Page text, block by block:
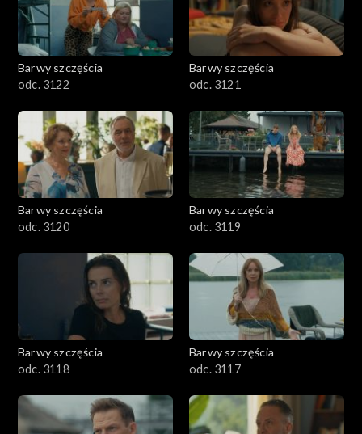
Barwy szczęścia
odc. 3122
Barwy szczęścia
odc. 3121
Barwy szczęścia
odc. 3120
Barwy szczęścia
odc. 3119
Barwy szczęścia
odc. 3118
Barwy szczęścia
odc. 3117